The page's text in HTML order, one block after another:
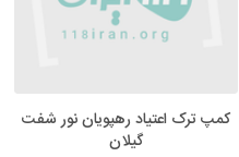
کمپ ترک اعتیاد رهپویان نور شفت
گیلان